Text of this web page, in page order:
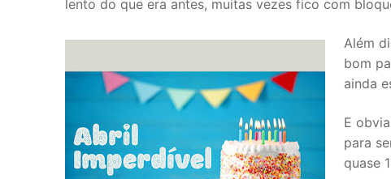
lento do que era antes, muitas vezes fico com
Além
bom
ainda
E
para
quase